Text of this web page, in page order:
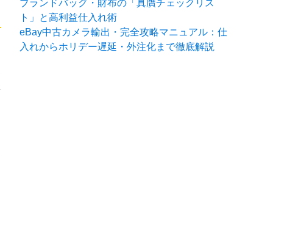
ブランドバッグ・財布の「真贋チェックリス
ト」と高利益仕入れ術
eBay中古カメラ輸出・完全攻略マニュアル：仕
入れからホリデー遅延・外注化まで徹底解説